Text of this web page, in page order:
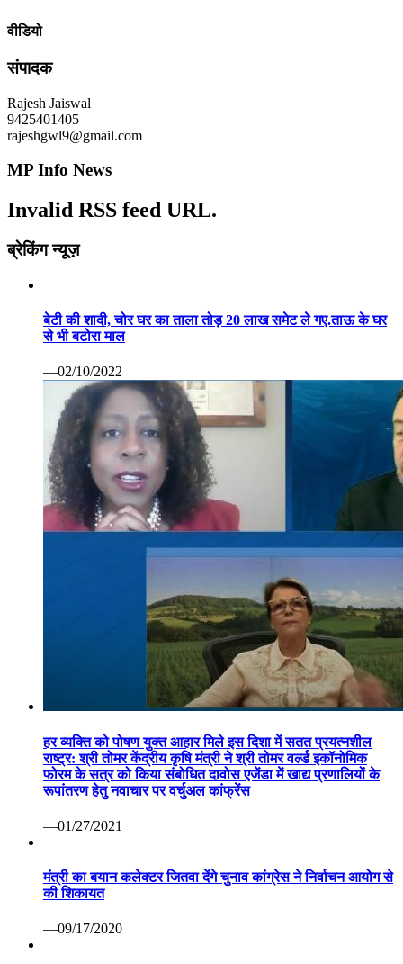
Invalid RSS feed URL.
ब्रेकिंग न्यूज़
बेटी की शादी, चोर घर का ताला तोड़ 20 लाख समेट ले गए.ताऊ के घर
से भी बटोरा माल
—02/10/2022
हर व्यक्ति को पोषण युक्त आहार मिले इस दिशा में सतत प्रयत्नशील
फोरम के सत्र को किया संबोधित दावोस एजेंडा में खाद्य प्रणालियों के
रूपांतरण हेतु नवाचार पर वर्चुअल कांफ्रेंस
मंत्री का बयान कलेक्टर जितवा देंगे चुनाव कांग्रेस ने निर्वाचन आयोग से
—09/17/2020
कोरोना वैक्सीन पर रूस ने मारी बाजी: सितंबर तक बाजार में आ सकती
है पहली वैक्सीन सेचेनोव विश्वविद्यालय का दावा सभी परीक्षण रहे सफल
वाणिज्यिक कर निरीक्षक निलंबित ग्वालियर 07 अप्रैल कोरोना महामारी
गई थी। लेकिन निरीक्षण के दौरान ड्यूटी स्थल पर अनुपस्थिति पाए